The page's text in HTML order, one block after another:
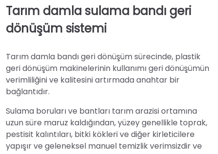
Tarım damla sulama bandı geri
dönüşüm sistemi
Tarım damla bandı geri dönüşüm sürecinde, plastik
geri dönüşüm makinelerinin kullanımı geri dönüşümün
verimliliğini ve kalitesini artırmada anahtar bir
bağlantıdır.
Sulama boruları ve bantları tarım arazisi ortamına
uzun süre maruz kaldığından, yüzey genellikle toprak,
pestisit kalıntıları, bitki kökleri ve diğer kirleticilere
yapışır ve geleneksel manuel temizlik verimsizdir ve